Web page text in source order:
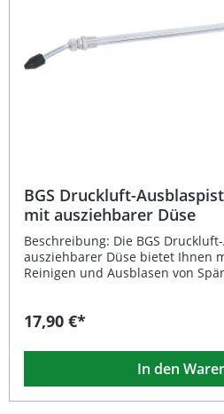
Aufsätze (Spotstrahl,
BGS Druckluft-
mit ausziehbarer Düse
Beschreibung: Die BGS
ausziehbarer Düse bietet Ihnen
Reinigen und Ausblasen von
zugängliche Stellen,
Kunststoffgehäuse sorgt für
die präzise Stahl-Düse eine
ermöglicht. Ausziehbare Düse für variable Reichweite von
300–530 mm Ideal zum Reinigen von Maschinen,
17,90 €*
In den